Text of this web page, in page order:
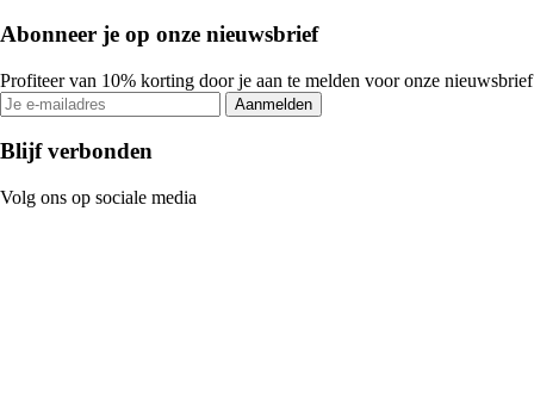
Abonneer je op onze nieuwsbrief
Profiteer van 10% korting door je aan te melden voor onze nieuwsbrief
Aanmelden
Blijf verbonden
Volg ons op sociale media